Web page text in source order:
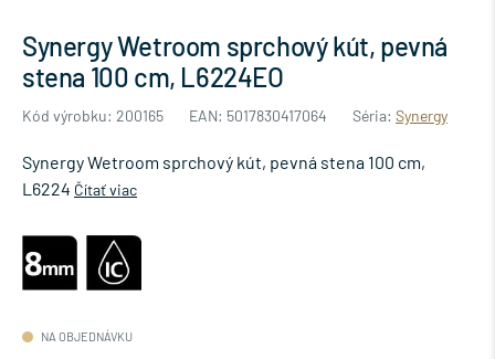
Synergy Wetroom sprchový kút, pevná
stena 100 cm, L6224EO
Kód výrobku: 200165 EAN: 5017830417064 Séria: Synergy
Synergy Wetroom sprchový kút, pevná stena 100 cm,
L6224 Čítať viac
NA OBJEDNÁVKU